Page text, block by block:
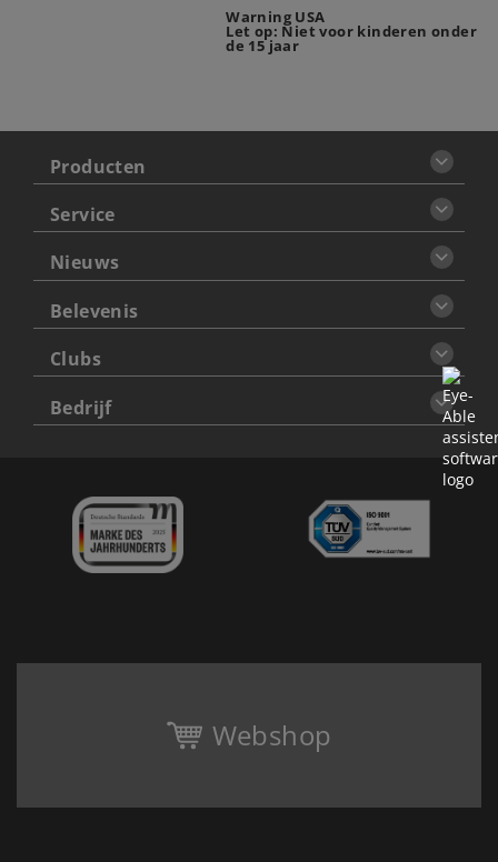
Warning USA
Let op: Niet voor kinderen onder
de 15 jaar
Producten
Service
Nieuws
Belevenis
Clubs
Bedrijf
Webshop